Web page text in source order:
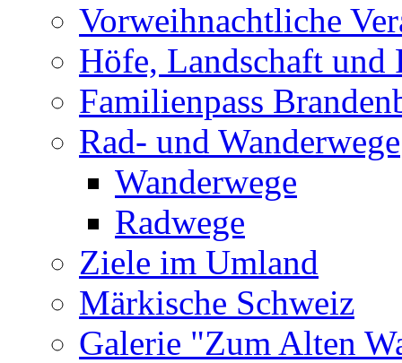
Vorweihnachtliche
Höfe, Landschaft und
Familienpass
Rad- und Wanderwege
Wanderwege
Radwege
Ziele im Umland
Märkische Schweiz
Galerie "Zum Alten